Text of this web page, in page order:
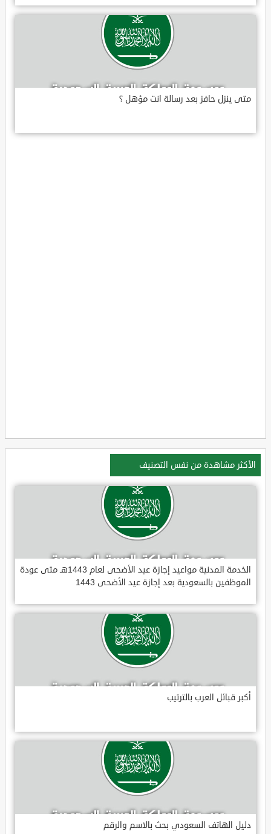
متى ينزل حافز بعد رسالة انت مؤهل ؟
الأكثر مشاهدة من نفس التصنيف
الخدمة المدنية مواعيد إجازة عيد الأضحى لعام 1443هـ متى عودة
الموظفين بالسعودية بعد إجازة عيد الأضحى 1443
أكبر قبائل العرب بالترتيب
دليل الهاتف السعودي بحث بالاسم والرقم